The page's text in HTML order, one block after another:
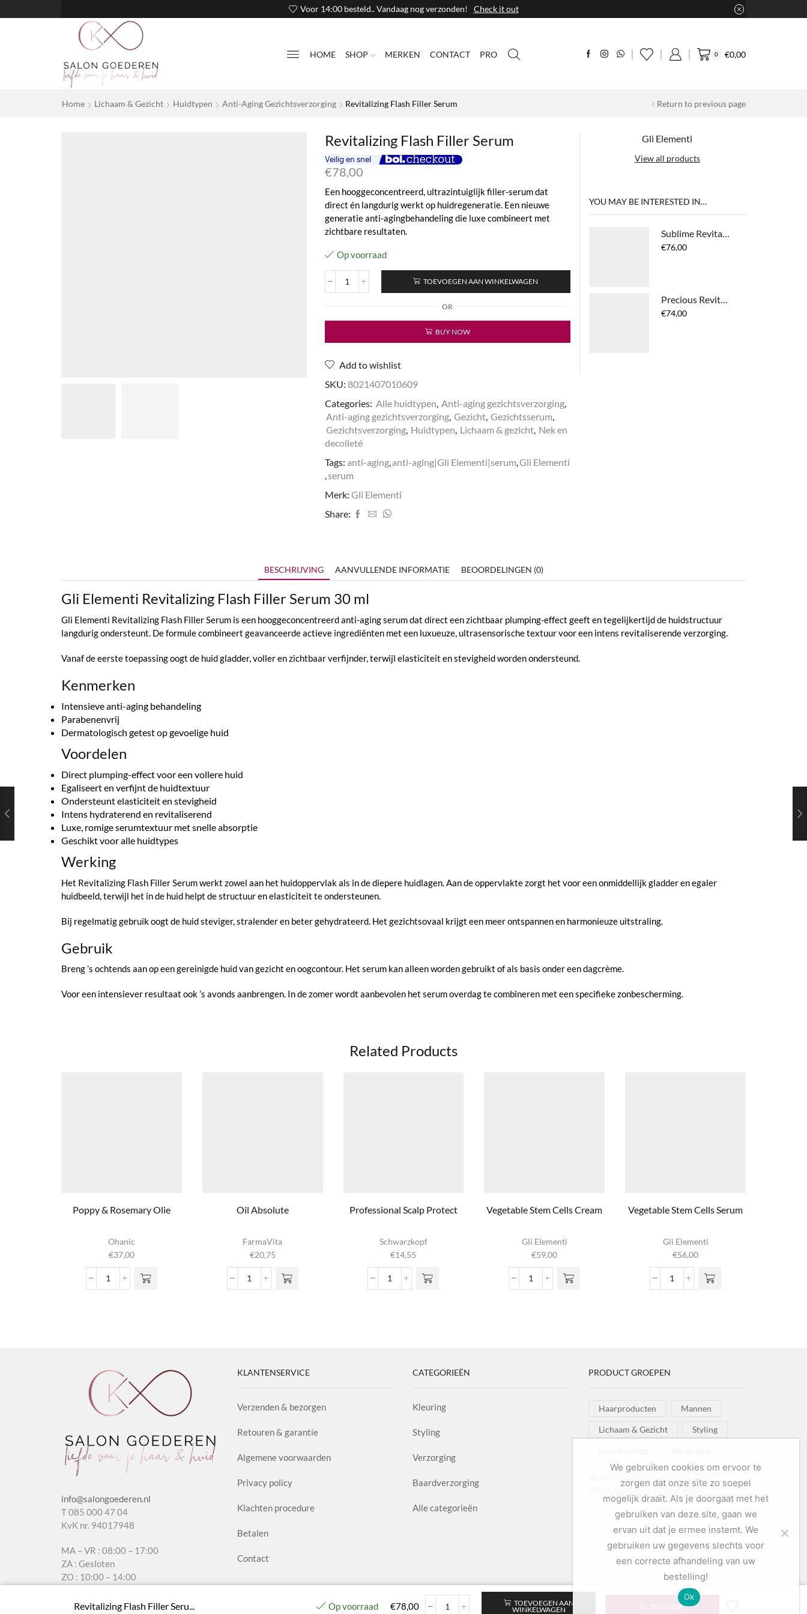
Voor 14:00 besteld.. Vandaag nog verzonden! Check it out
HOME SHOP MERKEN CONTACT PRO 0 €0,00
Home Lichaam & Gezicht Huidtypen Anti-Aging Gezichtsverzorging Revitalizing Flash Filler Serum Return to previous page
Revitalizing Flash Filler Serum
€78,00
Een hooggeconcentreerd, ultrazintuiglijk filler-serum dat
direct én langdurig werkt op huidregeneratie. Een nieuwe
generatie anti-agingbehandeling die luxe combineert met
zichtbare resultaten.
Op voorraad
Revitalizing
Serum
TOEVOEGEN AAN WINKELWAGEN
OR
BUY NOW
Add to wishlist
SKU: 8021407010609
Categories: Alle huidtypen, Anti-aging gezichtsverzorging,
Anti-aging gezichtsverzorging, Gezicht, Gezichtsserum,
Gezichtsverzorging, Huidtypen, Lichaam & gezicht, Nek en
decolleté
Tags: anti-aging,anti-aging|Gli Elementi|serum,Gli Elementi
,serum
Merk: Gli Elementi
Share:
Gli Elementi
View all products
YOU MAY BE INTERESTED IN…
Sublime Revitalizing Night Cream
€76,00
Precious Revitalizing Day Cream
€74,00
BESCHRIJVING AANVULLENDE INFORMATIE BEOORDELINGEN (0)
Gli Elementi Revitalizing Flash Filler Serum 30 ml
Gli Elementi Revitalizing Flash Filler Serum is een hooggeconcentreerd anti-aging serum dat direct een zichtbaar plumping-effect geeft en tegelijkertijd de huidstructuur
langdurig ondersteunt. De formule combineert geavanceerde actieve ingrediënten met een luxueuze, ultrasensorische textuur voor een intens revitaliserende verzorging.
Vanaf de eerste toepassing oogt de huid gladder, voller en zichtbaar verfijnder, terwijl elasticiteit en stevigheid worden ondersteund.
Kenmerken
Intensieve anti-aging behandeling
Parabenenvrij
Dermatologisch getest op gevoelige huid
Voordelen
Direct plumping-effect voor een vollere huid
Egaliseert en verfijnt de huidtextuur
Ondersteunt elasticiteit en stevigheid
Intens hydraterend en revitaliserend
Luxe, romige serumtextuur met snelle absorptie
Geschikt voor alle huidtypes
Werking
Het Revitalizing Flash Filler Serum werkt zowel aan het huidoppervlak als in de diepere huidlagen. Aan de oppervlakte zorgt het voor een onmiddellijk gladder en egaler
huidbeeld, terwijl het in de huid helpt de structuur en elasticiteit te ondersteunen.
Bij regelmatig gebruik oogt de huid steviger, stralender en beter gehydrateerd. Het gezichtsovaal krijgt een meer ontspannen en harmonieuze uitstraling.
Gebruik
Breng ’s ochtends aan op een gereinigde huid van gezicht en oogcontour. Het serum kan alleen worden gebruikt of als basis onder een dagcrème.
Voor een intensiever resultaat ook ’s avonds aanbrengen. In de zomer wordt aanbevolen het serum overdag te combineren met een specifieke zonbescherming.
Related Products
Poppy & Rosemary Olie
Ohanic
€37,00
Poppy
Oil Absolute
FarmaVita
€20,75
Oil
Professional Scalp Protect
Schwarzkopf
€14,55
Professional
Vegetable Stem Cells Cream
Gli Elementi
€59,00
Vegetable
Vegetable Stem Cells Serum
Gli Elementi
€56,00
Vegetable
info@salongoederen.nl
T 085 000 47 04
KvK nr. 94017948
MA – VR : 08:00 – 17:00
ZA : Gesloten
ZO : 10:00 – 14:00
KLANTENSERVICE
Verzenden & bezorgen
Retouren & garantie
Algemene voorwaarden
Privacy policy
Klachten procedure
Betalen
Contact
CATEGORIEËN
Kleuring
Styling
Verzorging
Baardverzorging
Alle categorieën
PRODUCT GROEPEN
Haarproducten Mannen
Lichaam & Gezicht Styling
Al onze goederen zijn inclusief
BTW afgebeeld in onze shop!
Revitalizing Flash Filler Seru... €78,00
Op voorraad Revitalizing
TOEVOEGEN AAN
WINKELWAGEN BUY NOW
We gebruiken cookies om ervoor te
zorgen dat onze site zo soepel
mogelijk draait. Als je doorgaat met het
gebruiken van deze site, gaan we
ervan uit dat je ermee instemt. We
gebruiken uw gegevens slechts voor
een correcte afhandeling van uw
bestelling!
Ok